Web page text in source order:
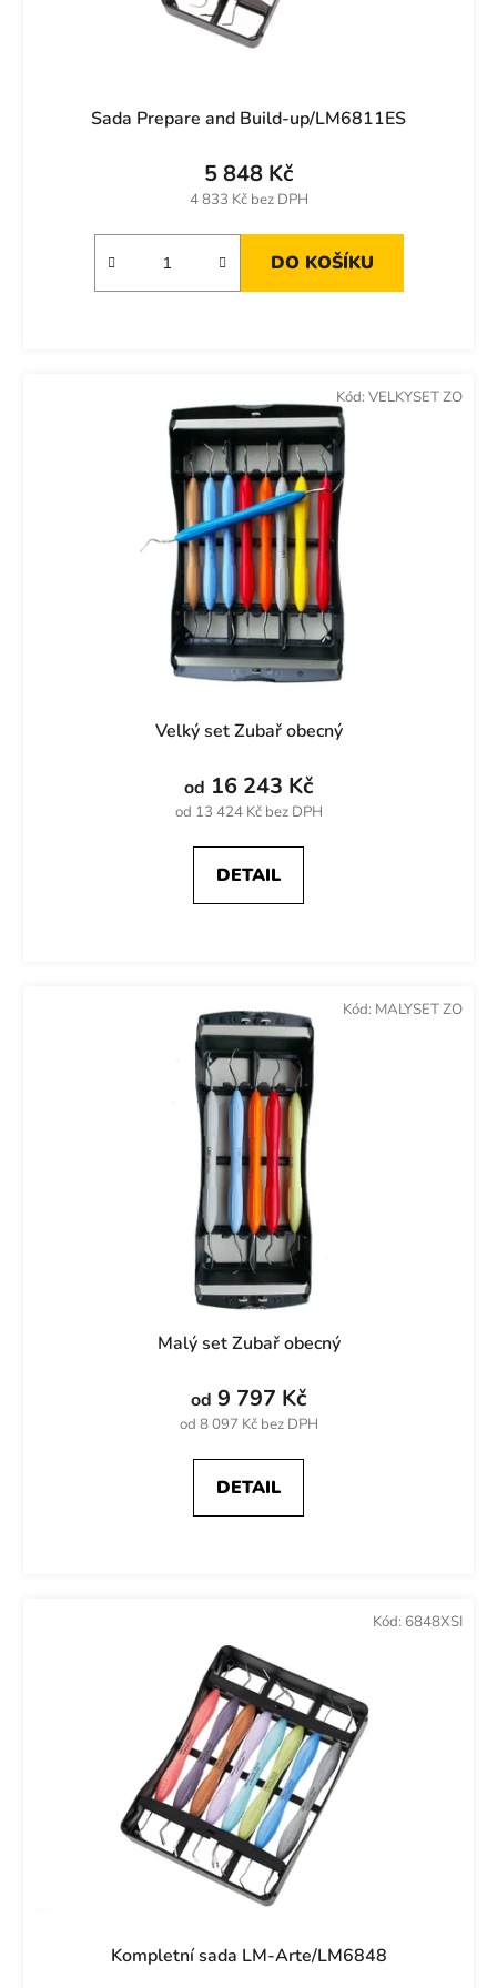
Sada Prepare and Build-up/LM6811ES
4 833 Kč bez DPH
5 848 Kč
DO KOŠÍKU
Velký set Zubař obecný
od 13 424 Kč bez DPH
od 16 243 Kč
DETAIL
Kód: VELKYSET ZO
Malý set Zubař obecný
od 8 097 Kč bez DPH
od 9 797 Kč
DETAIL
Kód: MALYSET ZO
Kompletní sada LM-Arte/LM6848
Kód: 6848XSI